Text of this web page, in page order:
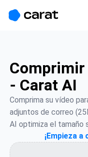
Comprimir
- Carat AI
Comprima su vídeo
adjuntos de correo
AI optimiza el tamaño
¡Empieza a